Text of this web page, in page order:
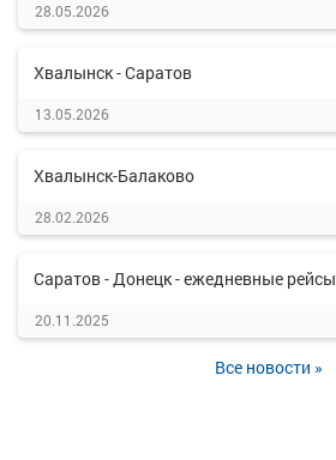
28.05.2026
Хвалынск - Саратов
13.05.2026
Хвалынск-Балаково
28.02.2026
Саратов - Донецк - ежедневные рейсы
20.11.2025
Все новости »